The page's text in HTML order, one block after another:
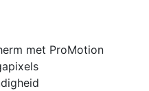
met ProMotion